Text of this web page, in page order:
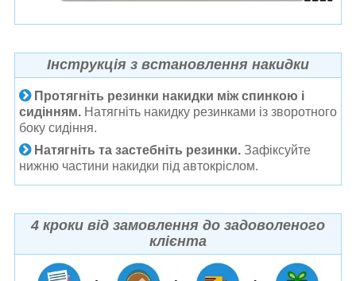
Інструкція з встановлення накидки
Протягніть резинки накидки між спинкою і
сидінням. Натягніть накидку резинками із зворотного
боку сидіння.
Натягніть та застебніть резинки. Зафіксуйте
нижню частини накидки під автокріслом.
4 кроки від замовлення до задоволеного
клієнта